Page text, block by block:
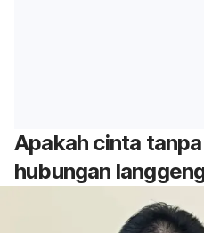
Apakah cinta
hubungan